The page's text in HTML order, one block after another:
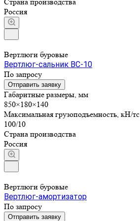
Россия
Вертлюги буровые
Вертлюг-сальник ВС-10
По запросу
Отправить заявку
Габаритные размеры, мм
850×180×140
Максимальная грузоподъемность, кН/тс
100/10
Страна производства
Россия
Вертлюги буровые
Вертлюг-амортизатор
По запросу
Отправить заявку